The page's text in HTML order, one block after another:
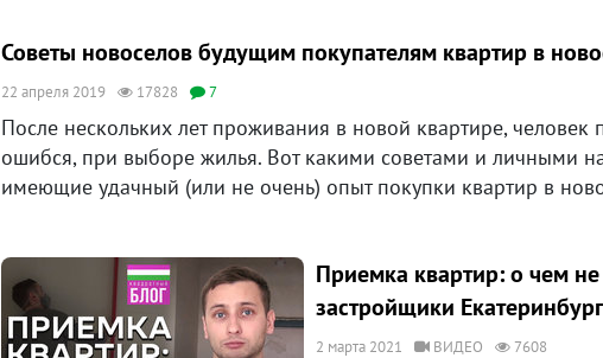
Советы новоселов будущим покупателям квартир в
22 апреля 2019 17828 7
После нескольких лет проживания в новой квартире, человек
ошибся, при выборе жилья. Вот какими советами и личными
имеющие удачный (или не очень) опыт покупки квартир в
Приемка квартир: о чем
застройщики
2 марта 2021 ВИДЕО 7608